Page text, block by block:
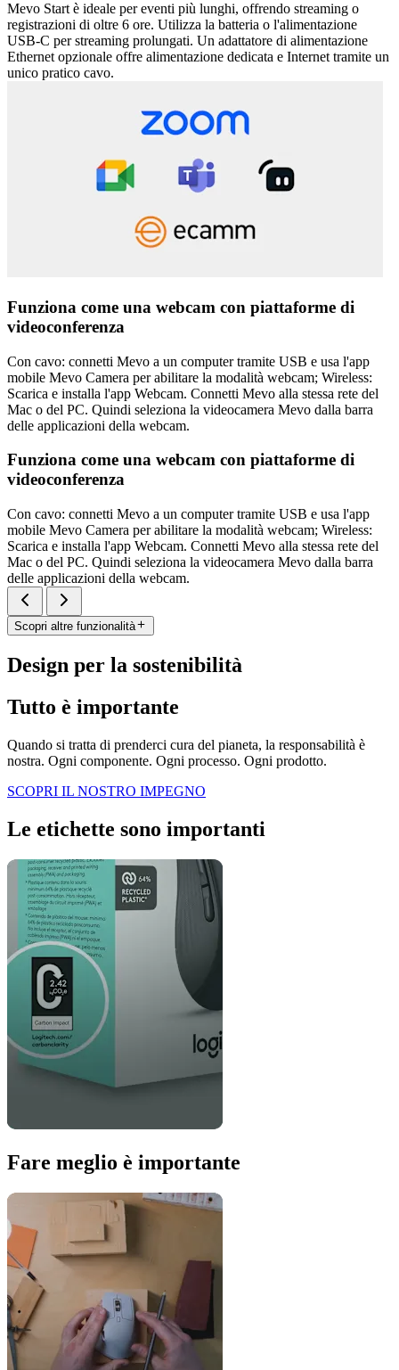
Mevo Start è ideale per eventi più lunghi, offrendo streaming o
registrazioni di oltre 6 ore. Utilizza la batteria o l'alimentazione
USB-C per streaming prolungati. Un adattatore di alimentazione
Ethernet opzionale offre alimentazione dedicata e Internet tramite un
unico pratico cavo.
Funziona come una webcam con piattaforme di
videoconferenza
Con cavo: connetti Mevo a un computer tramite USB e usa l'app
mobile Mevo Camera per abilitare la modalità webcam; Wireless:
Scarica e installa l'app Webcam. Connetti Mevo alla stessa rete del
Mac o del PC. Quindi seleziona la videocamera Mevo dalla barra
delle applicazioni della webcam.
Funziona come una webcam con piattaforme di
videoconferenza
Con cavo: connetti Mevo a un computer tramite USB e usa l'app
mobile Mevo Camera per abilitare la modalità webcam; Wireless:
Scarica e installa l'app Webcam. Connetti Mevo alla stessa rete del
Mac o del PC. Quindi seleziona la videocamera Mevo dalla barra
delle applicazioni della webcam.
Scopri altre funzionalità
Design per la sostenibilità
Tutto è importante
Quando si tratta di prenderci cura del pianeta, la responsabilità è
nostra. Ogni componente. Ogni processo. Ogni prodotto.
SCOPRI IL NOSTRO IMPEGNO
Le etichette sono importanti
Fare meglio è importante